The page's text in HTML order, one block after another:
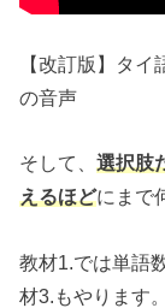
【改訂版】タ
の音声
そして、選択肢
えるほどにまで
教材1.では単語
材3.もやります。